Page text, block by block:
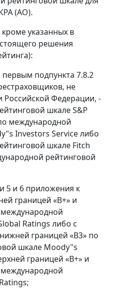
(АО).
указанных в
решения
первым подпункта 7.8.2
не
Федерации, -
шкале S&P
международной
Investors Service либо
шкале Fitch
рейтинговой
5 и 6 приложения к
границей «В+» и
Ratings либо с
границей «В3» по
шкале Moody"s
границей «В+» и